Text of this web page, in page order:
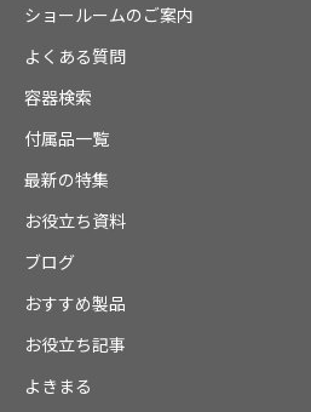
ショールームのご案内
よくある質問
容器検索
付属品一覧
最新の特集
お役立ち資料
ブログ
おすすめ製品
お役立ち記事
よきまる